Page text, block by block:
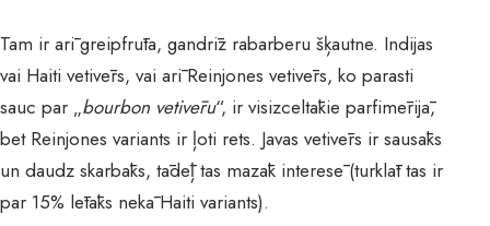
Tam ir arī greipfrūta, gandrīz rabarberu šķautne. Indijas
vai Haiti vetivērs, vai arī Reinjones vetivērs, ko parasti
sauc par „bourbon vetivēru“, ir visizceltākie parfimērijā,
bet Reinjones variants ir ļoti rets. Javas vetivērs ir sausāks
un daudz skarbāks, tādēļ tas mazāk interesē (turklāt tas ir
par 15% lētāks nekā Haiti variants).